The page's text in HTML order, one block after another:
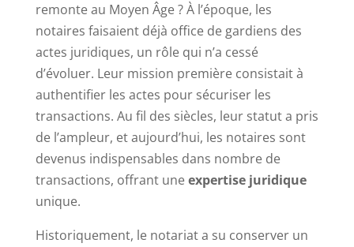
remonte au Moyen Âge ? À l’époque, les
notaires faisaient déjà office de gardiens des
actes juridiques, un rôle qui n’a cessé
d’évoluer. Leur mission première consistait à
authentifier les actes pour sécuriser les
transactions. Au fil des siècles, leur statut a pris
de l’ampleur, et aujourd’hui, les notaires sont
devenus indispensables dans nombre de
transactions, offrant uneexpertise juridique
unique.
Historiquement, le notariat a su conserver un